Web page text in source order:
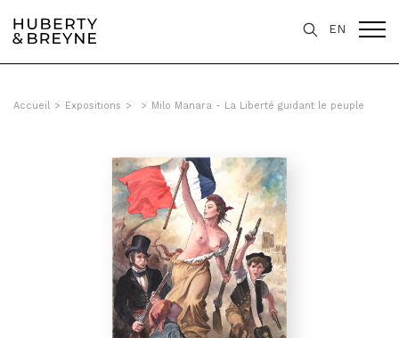
EN
Accueil > Expositions > > Milo Manara - La Liberté guidant le peuple